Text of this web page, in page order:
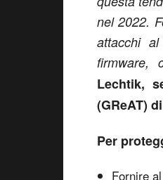
nel 2022.
attacchi
firmware,
Lechtik,
(GReAT)
Per
Fornire